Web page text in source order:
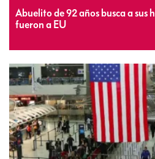
Abuelito de 92 años busca a sus
fueron a EU